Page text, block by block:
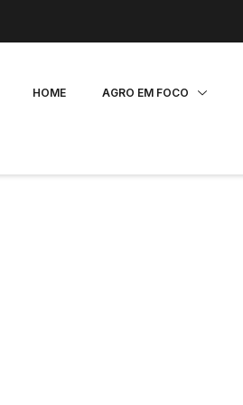
HOME AGRO EM FOCO